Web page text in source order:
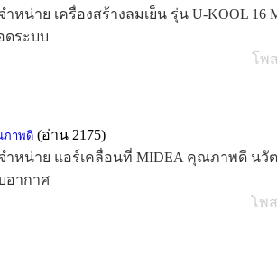
หน่าย เครื่องสร้างลมเย็น รุ่น U-KOOL 16
ดระบบ
โพ
ภาพดี(อ่าน 2175)
ำหน่าย แอร์เคลื่อนที่ MIDEA คุณภาพดี นวั
อากาศ
โพ